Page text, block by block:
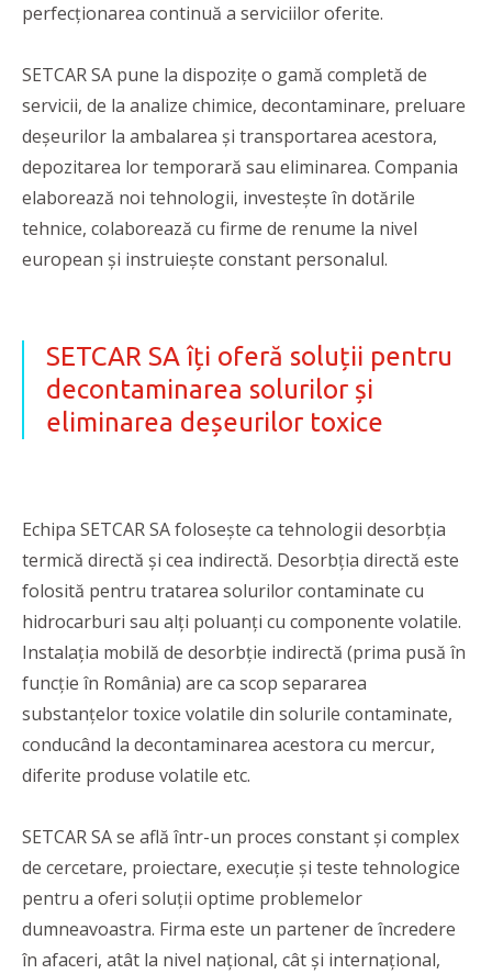
perfecționarea continuă a serviciilor oferite.
SETCAR SA pune la dispozițe o gamă completă de
servicii, de la analize chimice, decontaminare, preluare
deșeurilor la ambalarea și transportarea acestora,
depozitarea lor temporară sau eliminarea. Compania
elaborează noi tehnologii, investește în dotările
tehnice, colaborează cu firme de renume la nivel
european și instruiește constant personalul.
SETCAR SA îți oferă soluții pentru
decontaminarea solurilor și
eliminarea deșeurilor toxice
Echipa SETCAR SA folosește ca tehnologii desorbția
termică directă și cea indirectă. Desorbția directă este
folosită pentru tratarea solurilor contaminate cu
hidrocarburi sau alți poluanți cu componente volatile.
Instalația mobilă de desorbție indirectă (prima pusă în
funcție în România) are ca scop separarea
substanțelor toxice volatile din solurile contaminate,
conducând la decontaminarea acestora cu mercur,
diferite produse volatile etc.
SETCAR SA se află într-un proces constant și complex
de cercetare, proiectare, execuție și teste tehnologice
pentru a oferi soluții optime problemelor
dumneavoastra. Firma este un partener de încredere
în afaceri, atât la nivel național, cât și internațional,